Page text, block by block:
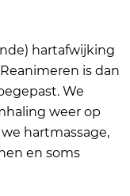
hartafwijking
is dan
We
weer op
hartmassage,
en soms